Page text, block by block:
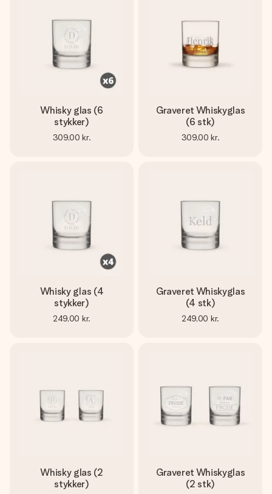
Whisky glas (6
stykker)
309,00 kr.
Graveret Whiskyglas
(6 stk)
309,00 kr.
Whisky glas (4
stykker)
249,00 kr.
Graveret Whiskyglas
(4 stk)
249,00 kr.
Whisky glas (2
stykker)
Graveret Whiskyglas
(2 stk)